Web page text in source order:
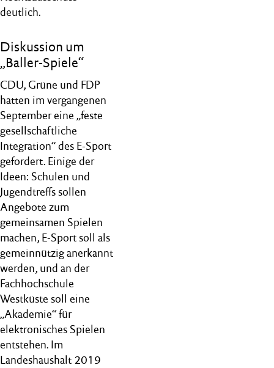
deutlich.
Diskussion um
„Baller-Spiele“
CDU, Grüne und FDP
hatten im vergangenen
September eine „feste
gesellschaftliche
Integration“ des E-Sport
gefordert. Einige der
Ideen: Schulen und
Jugendtreffs sollen
Angebote zum
gemeinsamen Spielen
machen, E-Sport soll als
gemeinnützig anerkannt
werden, und an der
Fachhochschule
Westküste soll eine
„Akademie“ für
elektronisches Spielen
entstehen. Im
Landeshaushalt 2019